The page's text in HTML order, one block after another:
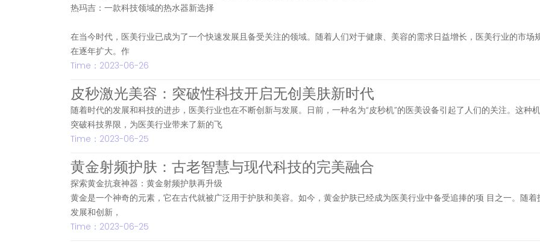
热玛吉：一款科技领域的热水器新选择
在当今时代，医美行业已成为了一个快速发展且备受关注的领域。随着人们对于健康、美容的需求日益增长，医美行业的市场
在逐年扩大。作
Time：2023-06-26
皮秒激光美容：突破性科技开启无创美肤新时代
随着时代的发展和科技的进步，医美行业也在不断创新与发展。日前，一种名为“皮秒机”的医美设备引起了人们的关注。这种
突破科技界限，为医美行业带来了新的飞
Time：2023-06-25
黄金射频护肤：古老智慧与现代科技的完美融合
探索黄金抗衰神器：黄金射频护肤再升级
黄金是一个神奇的元素，它在古代就被广泛用于护肤和美容。如今，黄金护肤已经成为医美行业中备受追捧的项 目之一。随着
发展和创新，
Time：2023-06-25